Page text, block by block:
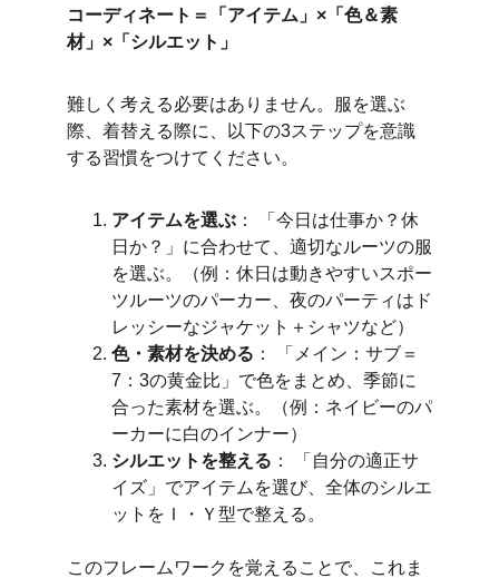
コーディネート＝「アイテム」×「色＆素
材」×「シルエット」
難しく考える必要はありません。服を選ぶ
際、着替える際に、以下の3ステップを意識
する習慣をつけてください。
アイテムを選ぶ ： 「今日は仕事か？休
日か？」に合わせて、適切なルーツの服
を選ぶ。（例：休日は動きやすいスポー
ツルーツのパーカー、夜のパーティはド
レッシーなジャケット＋シャツなど）
色・素材を決める ： 「メイン：サブ＝
7：3の黄金比」で色をまとめ、季節に
合った素材を選ぶ。（例：ネイビーのパ
ーカーに白のインナー）
シルエットを整える ： 「自分の適正サ
イズ」でアイテムを選び、全体のシルエ
ットをＩ・Ｙ型で整える。
このフレームワークを覚えることで、これま